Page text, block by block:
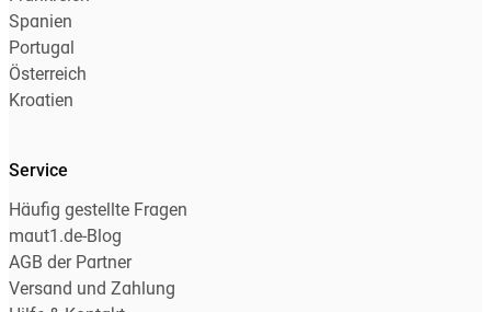
Spanien
Portugal
Österreich
Kroatien
Service
Häufig gestellte Fragen
maut1.de-Blog
AGB der Partner
Versand und Zahlung